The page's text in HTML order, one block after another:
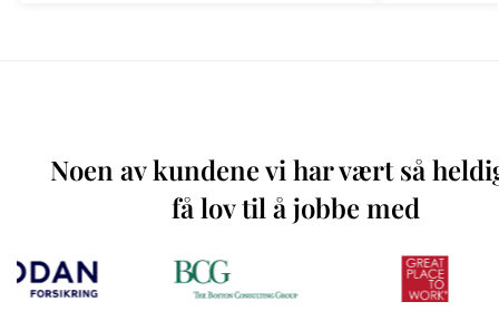
Noen av kundene vi har vært så
få lov til å jobbe med